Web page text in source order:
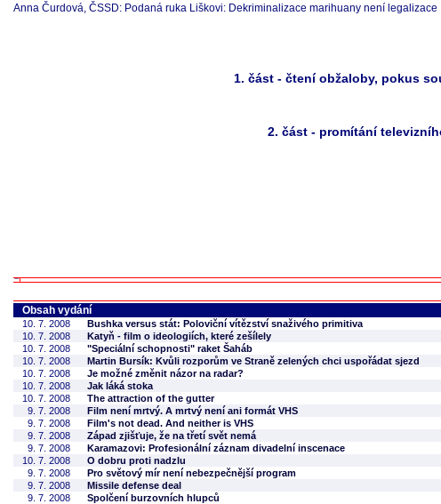
Anna Čurdová, ČSSD: Podaná ruka Liškovi: Dekriminalizace marihuany není legalizace
1. část - čtení obžaloby, pokus
2. část - promítání
Obsah vydání
10. 7. 2008 Bushka versus stát: Poloviční vítězství snaživého primitiva
10. 7. 2008
Katyň - film o ideologiích, které zešílely
10. 7. 2008
"Speciální schopnosti" raket Šaháb
10. 7. 2008
Martin Bursík: Kvůli rozporům ve Straně zelených chci uspořádat sjezd
10. 7. 2008
Je možné změnit názor na radar?
10. 7. 2008
Jak láká stoka
10. 7. 2008
The attraction of the gutter
9. 7. 2008
Film není mrtvý. A mrtvý není ani formát VHS
9. 7. 2008
Film's not dead. And neither is VHS
9. 7. 2008
Západ zjišťuje, že na třetí svět nemá
9. 7. 2008
Karamazovi: Profesionální záznam divadelní inscenace
10. 7. 2008
O dobru proti nadzlu
9. 7. 2008
Pro světový mír není nebezpečnější program
9. 7. 2008
Missile defense deal
9. 7. 2008
Spolčení burzovních hlupců